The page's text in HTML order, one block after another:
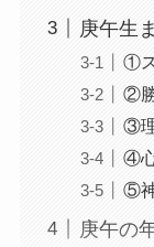
庚午生
①
②
③
④
⑤
庚午の